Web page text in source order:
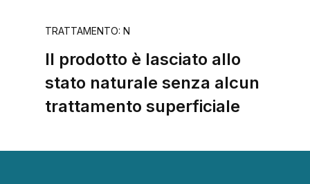
TRATTAMENTO: N
Il prodotto è lasciato allo
stato naturale senza alcun
trattamento superficiale